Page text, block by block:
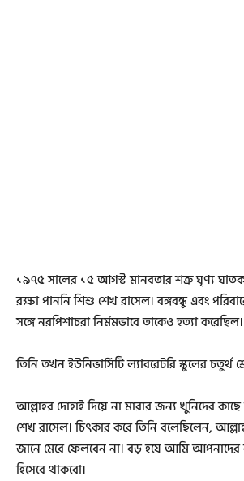
১৯৭৫ সালের ১৫ আগস্ট মানবতার শত্রু ঘৃণ্য
রক্ষা পাননি শিশু শেখ রাসেল। বঙ্গবন্ধু এবং
সঙ্গে নরপিশাচরা নির্মমভাবে তাকেও হত্যা করেছিল।
তিনি তখন ইউনিভার্সিটি ল্যাবরেটরি স্কুলের চতুর্থ
আল্লাহর দোহাই দিয়ে না মারার জন্য খুনিদের
শেখ রাসেল। চিৎকার করে তিনি বলেছিলেন,
জানে মেরে ফেলবেন না। বড় হয়ে আমি আপনাদের
হিসেবে থাকবো।